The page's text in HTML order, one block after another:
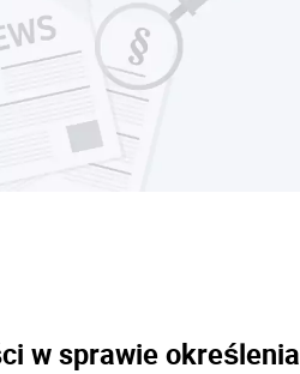
w sprawie określenia